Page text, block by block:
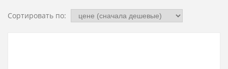
Сортировать по: